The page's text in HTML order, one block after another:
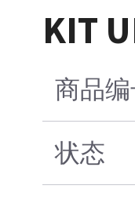
KIT
商品
状态